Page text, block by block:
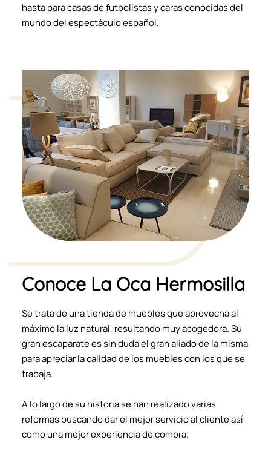
hasta para casas de futbolistas y caras conocidas del
mundo del espectáculo español.
Conoce La Oca Hermosilla
Se trata de una tienda de muebles que aprovecha al
máximo la luz natural, resultando muy acogedora. Su
gran escaparate es sin duda el gran aliado de la misma
para apreciar la calidad de los muebles con los que se
trabaja.
A lo largo de su historia se han realizado varias
reformas buscando dar el mejor servicio al cliente así
como una mejor experiencia de compra.